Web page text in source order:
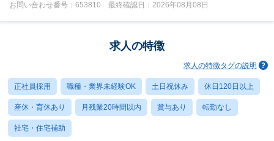
お問い合わせ番号：653810 最終確認日：2026年08月08日
求人の特徴
求人の特徴タグの説明
正社員採用 職種・業界未経験OK 土日祝休み 休日120日以上
産休・育休あり 月残業20時間以内 賞与あり 転勤なし
社宅・住宅補助